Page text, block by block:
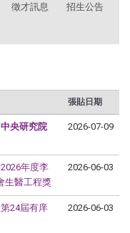
徵才訊息 招生公告
張貼日期
中央研究院
2026-07-09
年度李
生醫工程獎
2026-06-03
24屆有庠
2026-06-03